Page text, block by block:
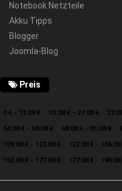
Notebook Netzteile
Akku Tipps
Blogger
Joomla-Blog
Preis
0 € - 13.08 € 13.08 € - 27.08 €
54.08 € - 68.08 €
68.08 € - 81.08 €
109.08 € - 122.08 €
122.08 € - 136.08
163.08 € - 177.08 €
177.08 € - 190.08